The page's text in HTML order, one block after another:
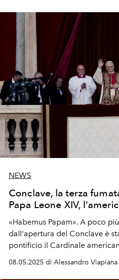
preannuncia un parterre
arrivo con l’ultimo capitolo di
Scarlett Johanssone
registe; e ancoraAri Aster
Stone
Yorgos Lanthimos .
NEWS
Conclave, la terza
Papa Leone XIV,
«Habemus Papam». A poco
dall'apertura del Conclave è
pontificio il Cardinale
Pietro per la sua prima
08.05.2025 di Alessandro Viapiana